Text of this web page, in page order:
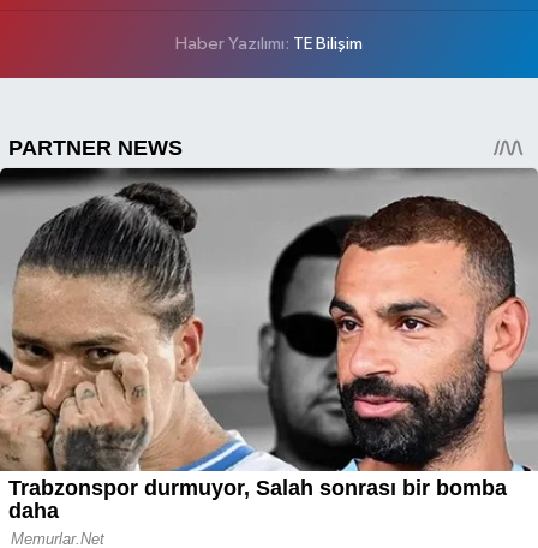
Haber Yazılımı: TE Bilişim